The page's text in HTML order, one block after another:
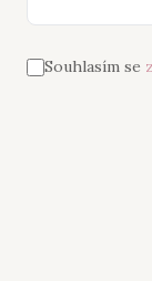
Souhlasím se